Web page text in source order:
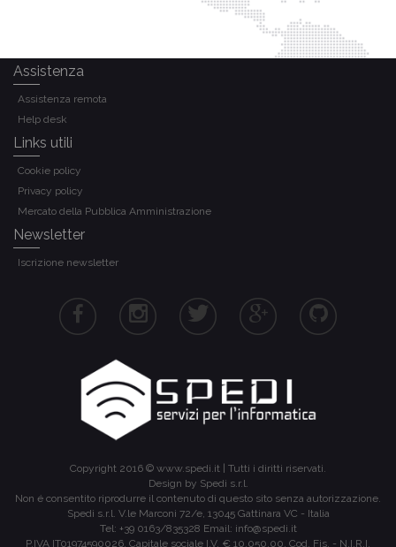
Assistenza
Assistenza remota
Help desk
Links utili
Cookie policy
Privacy policy
Mercato della Pubblica Amministrazione
Newsletter
Iscrizione newsletter
Copyright 2016 © www.spedi.it | Tutti i diritti riservati.
Design by Spedi s.r.l.
Non é consentito riprodurre il contenuto di questo sito senza autorizzazione.
Spedi s.r.l. V.le Marconi 72/e, 13045 Gattinara VC - Italia
Tel: +39 0163/835328 Email: info@spedi.it
P.IVA IT01974590026, Capitale sociale I.V. € 10.050,00, Cod. Fis. - N.I.R.I.